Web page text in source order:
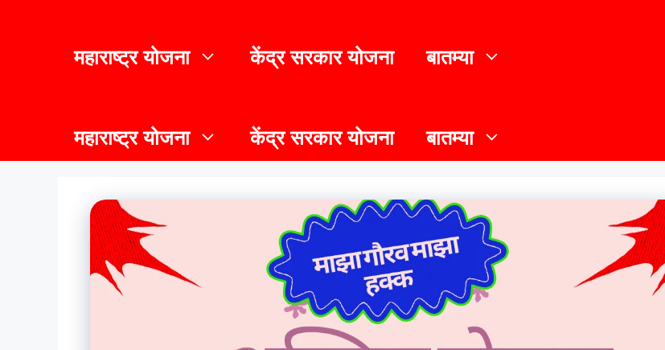
महाराष्ट्र योजना केंद्र सरकार योजना बातम्या
महाराष्ट्र योजना केंद्र सरकार योजना बातम्या